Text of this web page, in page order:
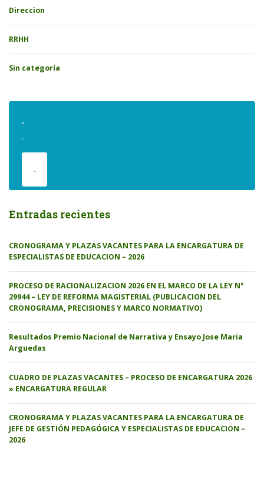
Direccion
RRHH
Sin categoría
.
.
.
Entradas recientes
CRONOGRAMA Y PLAZAS VACANTES PARA LA ENCARGATURA DE
ESPECIALISTAS DE EDUCACION – 2026
PROCESO DE RACIONALIZACION 2026 EN EL MARCO DE LA LEY N°
29944 – LEY DE REFORMA MAGISTERIAL (PUBLICACION DEL
CRONOGRAMA, PRECISIONES Y MARCO NORMATIVO)
Resultados Premio Nacional de Narrativa y Ensayo Jose Maria
Arguedas
CUADRO DE PLAZAS VACANTES – PROCESO DE ENCARGATURA 2026
» ENCARGATURA REGULAR
CRONOGRAMA Y PLAZAS VACANTES PARA LA ENCARGATURA DE
JEFE DE GESTIÓN PEDAGÓGICA Y ESPECIALISTAS DE EDUCACION –
2026